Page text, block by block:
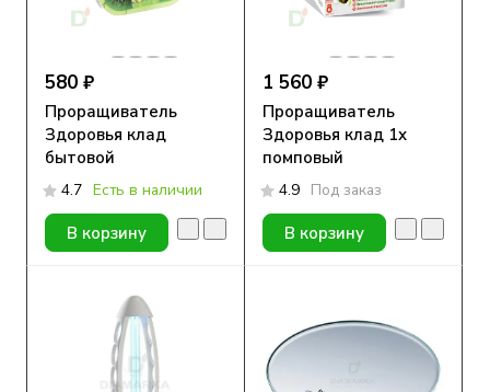
580 ₽
Проращиватель
Здоровья клад
бытовой
4.7 Есть в наличии
В корзину
1 560 ₽
Проращиватель
Здоровья клад 1х
помповый
4.9 Под заказ
В корзину